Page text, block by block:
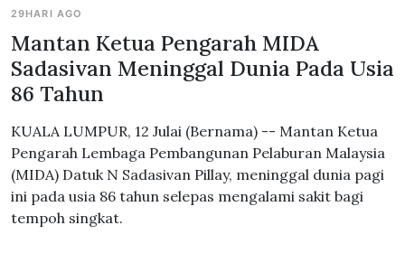
29HARI AGO
Mantan Ketua Pengarah MIDA
Sadasivan Meninggal Dunia Pada Usia
86 Tahun
KUALA LUMPUR, 12 Julai (Bernama) -- Mantan Ketua
Pengarah Lembaga Pembangunan Pelaburan Malaysia
(MIDA) Datuk N Sadasivan Pillay, meninggal dunia pagi
ini pada usia 86 tahun selepas mengalami sakit bagi
tempoh singkat.